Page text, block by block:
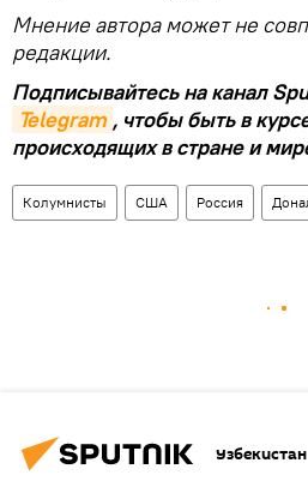
Мнение автора может не
редакции.
Подписывайтесь на канал
Telegram , чтобы быть в
происходящих в стране и
Колумнисты США Россия
Узбекистан